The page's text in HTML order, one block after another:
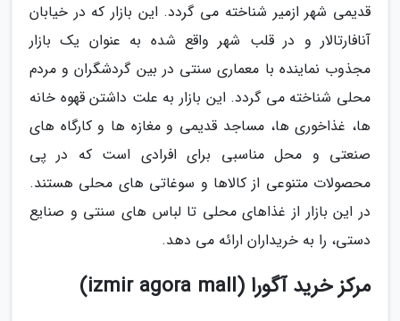
قدیمی شهر ازمیر شناخته می گردد. این بازار که در خیابان
آنافارتالار و در قلب شهر واقع شده به عنوان یک بازار
مجذوب نماینده با معماری سنتی در بین گردشگران و مردم
محلی شناخته می گردد. این بازار به علت داشتن قهوه خانه
ها، غذاخوری ها، مساجد قدیمی و مغازه ها و کارگاه های
صنعتی و محل مناسبی برای افرادی است که در پی
محصولات متنوعی از کالاها و سوغاتی های محلی هستند.
در این بازار از غذاهای محلی تا لباس های سنتی و صنایع
دستی، را به خریداران ارائه می دهد.
مرکز خرید آگورا (izmir agora mall)